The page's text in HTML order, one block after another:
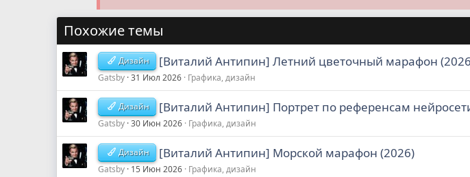
Похожие темы
Дизайн [Виталий Антипин] Летний цветочный марафон
Gatsby 31 Июл 2026 Графика, дизайн
Дизайн [Виталий Антипин] Портрет по референсам
Gatsby 30 Июн 2026 Графика, дизайн
Дизайн [Виталий Антипин] Морской марафон (2026)
Gatsby 15 Июн 2026 Графика, дизайн